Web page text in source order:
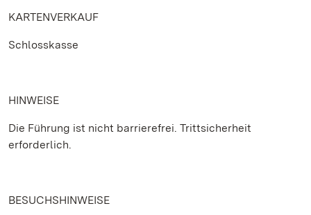
KARTENVERKAUF
Schlosskasse
HINWEISE
Die Führung ist nicht barrierefrei. Trittsicherheit
erforderlich.
BESUCHSHINWEISE